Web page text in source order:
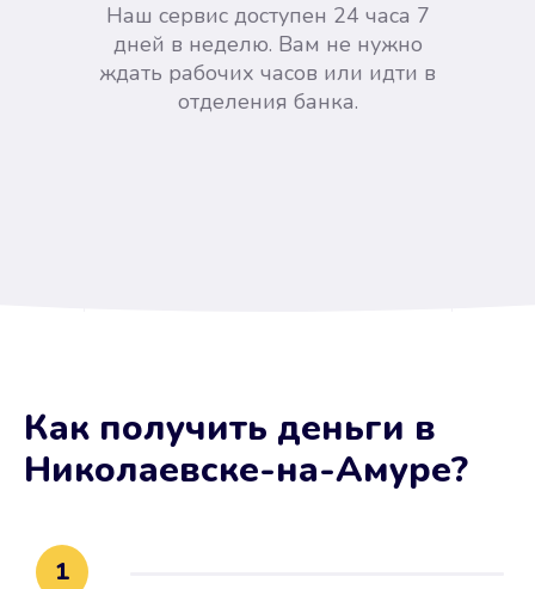
Наш сервис доступен 24 часа 7
дней в неделю. Вам не нужно
ждать рабочих часов или идти в
отделения банка.
Не потребовались справки, залоги
и поручители. Папа вам доверяет.
Как получить деньги в
Николаевске-на-Амуре?
1